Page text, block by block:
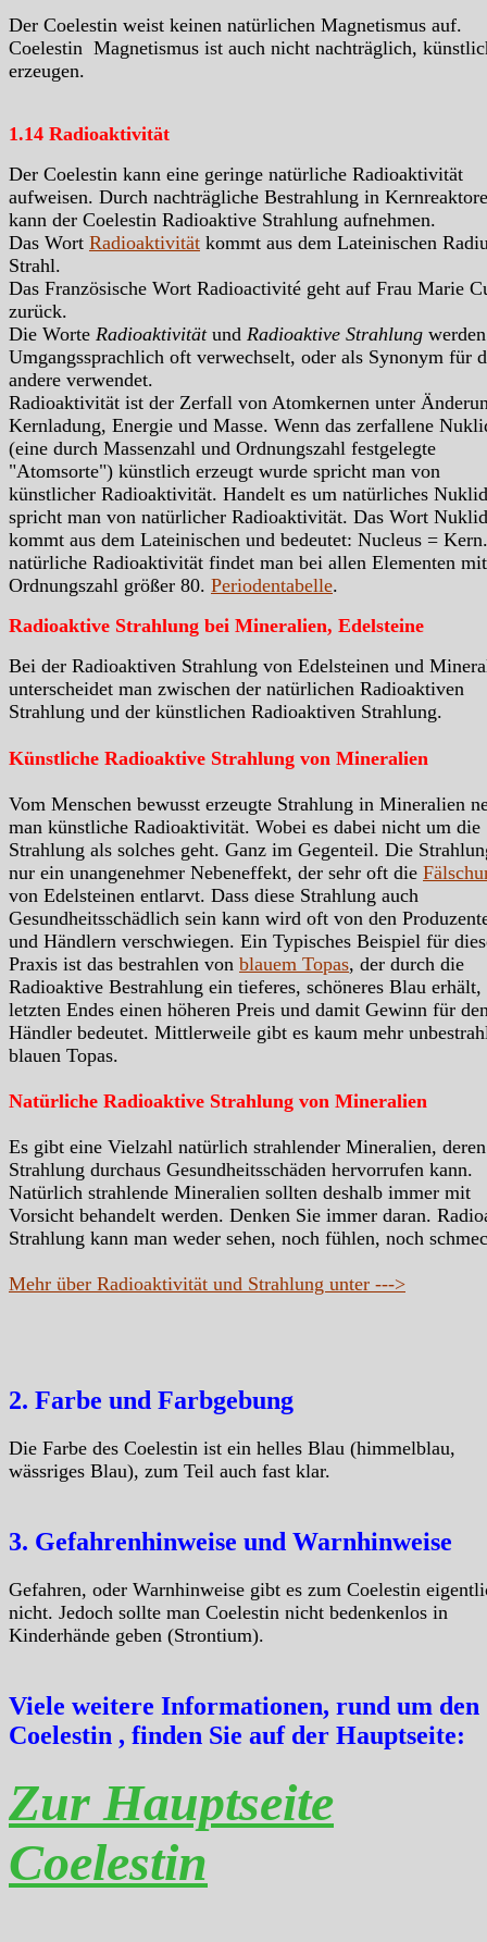
Der Coelestin weist keinen natürlichen Magnetismus auf.
Coelestin Magnetismus ist auch nicht nachträglich,
erzeugen.
1.14 Radioaktivität
Der Coelestin kann eine geringe natürliche Radioaktivität
aufweisen. Durch nachträgliche Bestrahlung in
kann der Coelestin Radioaktive Strahlung aufnehmen.
Das Wort Radioaktivität kommt aus dem Lateinischen
Strahl.
Das Französische Wort Radioactivité geht auf Frau Marie
zurück.
Die Worte Radioaktivitätund Radioaktive Strahlung werden
Umgangssprachlich oft verwechselt, oder als Synonym für
andere verwendet.
Radioaktivität ist der Zerfall von Atomkernen unter
Kernladung, Energie und Masse. Wenn das zerfallene
(eine durch Massenzahl und Ordnungszahl festgelegte
"Atomsorte") künstlich erzeugt wurde spricht man von
künstlicher Radioaktivität. Handelt es um natürliches Nuklid
spricht man von natürlicher Radioaktivität. Das Wort Nuklid
kommt aus dem Lateinischen und bedeutet: Nucleus =
natürliche Radioaktivität findet man bei allen Elementen
Ordnungszahl größer 80. Periodentabelle.
Radioaktive Strahlung bei Mineralien, Edelsteine
Bei der Radioaktiven Strahlung von Edelsteinen und
unterscheidet man zwischen der natürlichen Radioaktiven
Strahlung und der künstlichen Radioaktiven Strahlung.
Künstliche Radioaktive Strahlung von Mineralien
Vom Menschen bewusst erzeugte Strahlung in Mineralien
man künstliche Radioaktivität. Wobei es dabei nicht um die
Strahlung als solches geht. Ganz im Gegenteil. Die
nur ein unangenehmer Nebeneffekt, der sehr oft die
von Edelsteinen entlarvt. Dass diese Strahlung auch
Gesundheitsschädlich sein kann wird oft von den
und Händlern verschwiegen. Ein Typisches Beispiel für
Praxis ist das bestrahlen von blauem Topas, der durch die
Radioaktive Bestrahlung ein tieferes, schöneres Blau erhält,
letzten Endes einen höheren Preis und damit Gewinn für
Händler bedeutet. Mittlerweile gibt es kaum mehr
blauen Topas.
Natürliche Radioaktive Strahlung von Mineralien
Es gibt eine Vielzahl natürlich strahlender Mineralien, deren
Strahlung durchaus Gesundheitsschäden hervorrufen kann.
Natürlich strahlende Mineralien sollten deshalb immer mit
Vorsicht behandelt werden. Denken Sie immer daran.
Strahlung kann man weder sehen, noch fühlen, noch
Mehr über Radioaktivität und Strahlung unter --->
2. Farbe und Farbgebung
Die Farbe des Coelestin ist ein helles Blau (himmelblau,
wässriges Blau), zum Teil auch fast klar.
3. Gefahrenhinweise und Warnhinweise
Gefahren, oder Warnhinweise gibt es zum Coelestin
nicht. Jedoch sollte man Coelestin nicht bedenkenlos in
Kinderhände geben (Strontium).
Viele weitere Informationen, rund um den
Coelestin , finden Sie auf der Hauptseite:
Zur Hauptseite
Coelestin